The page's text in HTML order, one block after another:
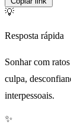
💡
Resposta rápida
Sonhar com
culpa,
interpessoais.
✨